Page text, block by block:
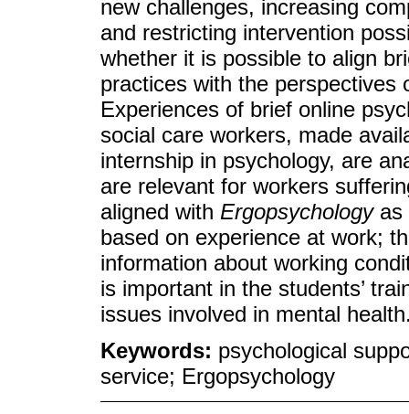
new challenges, increasing
and restricting intervention
whether it is possible to align
practices with the perspectives
Experiences of brief online
social care workers, made
internship in psychology, are
are relevant for workers
aligned with Ergopsychologyas
based on experience at work;
information about working
is important in the students’
issues involved in mental
Keywords: psychological
service; Ergopsychology